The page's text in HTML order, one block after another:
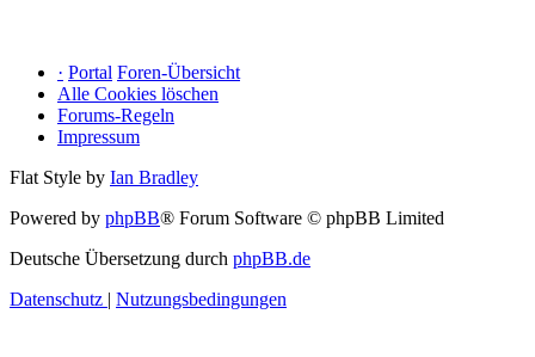
· Portal Foren-Übersicht
Alle Cookies löschen
Forums-Regeln
Impressum
Flat Style by Ian Bradley
Powered by phpBB® Forum Software © phpBB Limited
Deutsche Übersetzung durch phpBB.de
Datenschutz | Nutzungsbedingungen